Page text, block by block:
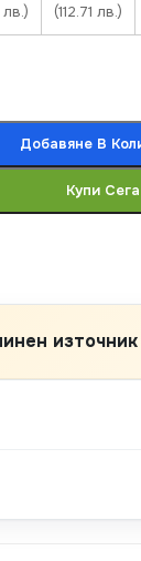
лв.) (112.71 лв.)
Добавяне В
Купи Сега
източник